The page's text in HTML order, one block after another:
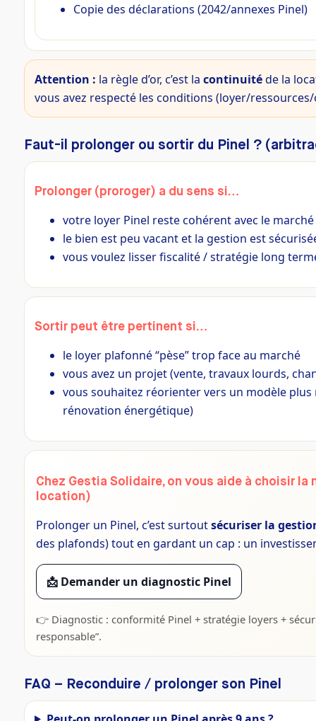
Copie des déclarations (2042/annexes Pinel)
Attention : la règle d’or, c’est la continuitéde la
vous avez respecté les conditions (loyer/
Faut-il prolonger ou sortir du Pinel ?
Prolonger (proroger) a du sens si…
votre loyer Pinel reste cohérent avec le marché
le bien est peu vacant et la gestion est
vous voulez lisser fiscalité / stratégie long
Sortir peut être pertinent si…
le loyer plafonné “pèse” trop face au marché
vous avez un projet (vente, travaux lourds,
vous souhaitez réorienter vers un modèle
rénovation énergétique)
Chez Gestia Solidaire, on vous aide à choisir
location)
Prolonger un Pinel, c’est surtoutsécuriser la
des plafonds) tout en gardant un cap : un
📩 Demander un diagnostic Pinel
👉 Diagnostic : conformité Pinel + stratégie loyers +
responsable”.
FAQ – Reconduire / prolonger son Pinel